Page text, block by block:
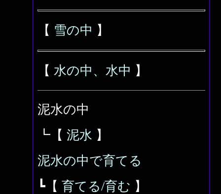
【 雪の中 】
【 水の中、水中 】
泥水の中
┗【 泥水 】
泥水の中で育てる
┗【 育てる/育む 】